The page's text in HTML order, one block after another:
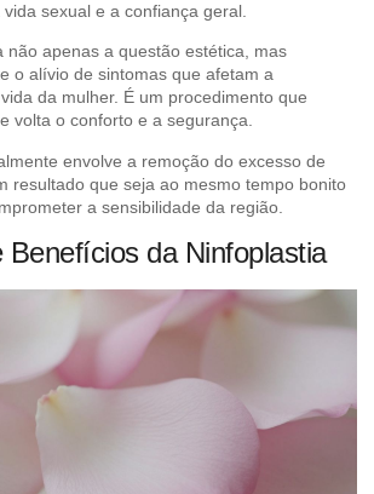
sexual e a confiança geral.
não apenas a questão estética, mas
o alívio de sintomas que afetam a
da mulher. É um procedimento que
volta o conforto e a segurança.
envolve a remoção do excesso de
resultado que seja ao mesmo tempo bonito
a sensibilidade da região.
Benefícios da Ninfoplastia